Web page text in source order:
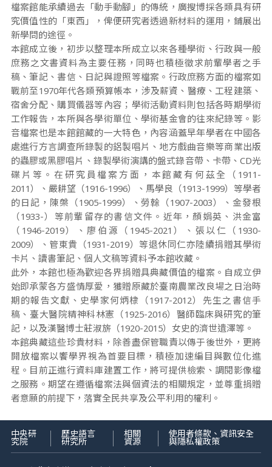
檔案館能承續過去「動手動腳」的傳統，廣搜博採各類具有研
究價值性的「東西」，俾便研究者透過新材料的運用，鋪展出
新學問的途徑。
本館成立後，初步以整理本所成立以來各種學術、行政與一般
庶務之文書資料為主要任務，同時也積極徵求前輩學者之手
稿、筆記、書信、日記與證照等檔案。行政庶務方面的檔案如
戰前至1970年代各類預算帳本，涉及薪資、醫療、工程建築、
宿舍分配、購買儀器等內容；學術活動資料則包括各時期學術
工作報告，本所與各學術單位、學術基金會的往來紀錄等。影
音檔案也是本館館藏的一大特色，內容涵蓋早年學者在中國各
處進行方言調查所錄製的鋁製唱片、地方戲曲音樂等商業出版
的蟲膠或黑膠唱片、錄製學術演講的盤式錄音帶、卡帶、CD光
碟片等。在研究員檔案方面，本館藏有何茲全（1911-
2011）、嚴耕望（1916-1996）、馬學良（1913-1999）等學者
的日記，陳槃（1905-1999）、勞榦（1907-2003）、金發根
（1933-）等前輩留存的書信文件。近年，顏娟英、洪金富
（1946-2019）、廖伯源（1945-2021）、張以仁（1930-
2009）、管東貴（1931-2019）等退休同仁亦陸續捐贈其學術
卡片、讀書筆記、個人文稿等資料予本館收藏。
此外，本館也極為歡迎各界捐贈具典藏價值的檔案。自成立伊
始即承蒙各方盛情厚愛，獲贈原藏於臺南農業改良場之日治時
期的報告文獻、史學家何炳棣（1917-2012）先生之書信手
稿、臺大醫院精神科林憲（1925-2016）醫師臨床與研究的筆
記，以及漢醫博士莊淑旂（1920-2015）女史的濟世遺澤等。
本館典藏這些珍貴材料，除善盡保管職責以傳于後世外，更將
開放檔案以饗學界視為首要目標，積極加速編目與數位化進
程。目前正進行資料庫建置工作，將可提供檢索、調閱影像檔
之服務。期望在遵循檔案法與個資法的相關規定，並尊重捐贈
者意願的前提下，落實全民共享及公平利用的權利。
中央研
究院
歷史語言
研究所
相關
資源
使用者條款、資訊安全
與隱私權政策